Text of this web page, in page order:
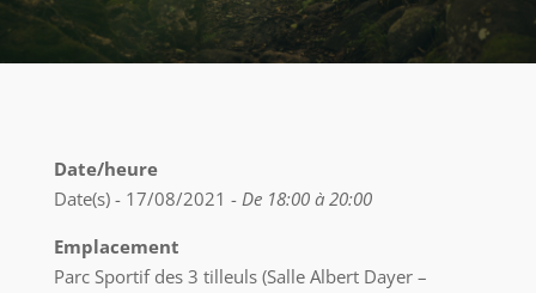
Date/heure
Date(s) - 17/08/2021 - De 18:00 à 20:00
Emplacement
Parc Sportif des 3 tilleuls (Salle Albert Dayer –